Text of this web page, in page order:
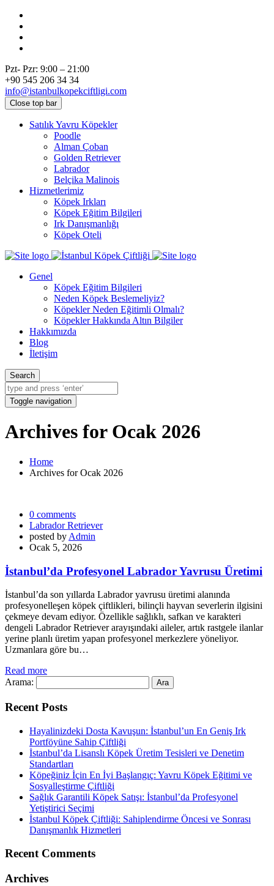
Pzt- Pzr: 9:00 – 21:00
+90 545 206 34 34
info@istanbulkopekciftligi.com
Close top bar
Satılık Yavru Köpekler
Poodle
Alman Çoban
Golden Retriever
Labrador
Belçika Malinois
Hizmetlerimiz
Köpek Irkları
Köpek Eğitim Bilgileri
Irk Danışmanlığı
Köpek Oteli
Genel
Köpek Eğitim Bilgileri
Neden Köpek Beslemeliyiz?
Köpekler Neden Eğitimli Olmalı?
Köpekler Hakkında Altın Bilgiler
Hakkımızda
Blog
İletişim
Search
Toggle navigation
Archives for Ocak 2026
Home
Archives for Ocak 2026
0 comments
Labrador Retriever
posted by Admin
Ocak 5, 2026
İstanbul’da Profesyonel Labrador Yavrusu Üretimi
İstanbul’da son yıllarda Labrador yavrusu üretimi alanında
profesyonelleşen köpek çiftlikleri, bilinçli hayvan severlerin ilgisini
çekmeye devam ediyor. Özellikle sağlıklı, safkan ve karakteri
dengeli Labrador Retriever arayışındaki aileler, artık rastgele ilanlar
yerine planlı üretim yapan profesyonel merkezlere yöneliyor.
Uzmanlara göre bu…
Read more
Arama:
Recent Posts
Hayalinizdeki Dosta Kavuşun: İstanbul’un En Geniş Irk
Portföyüne Sahip Çiftliği
İstanbul’da Lisanslı Köpek Üretim Tesisleri ve Denetim
Standartları
Köpeğiniz İçin En İyi Başlangıç: Yavru Köpek Eğitimi ve
Sosyalleştirme Çiftliği
Sağlık Garantili Köpek Satışı: İstanbul’da Profesyonel
Yetiştirici Seçimi
İstanbul Köpek Çiftliği: Sahiplendirme Öncesi ve Sonrası
Danışmanlık Hizmetleri
Recent Comments
Archives